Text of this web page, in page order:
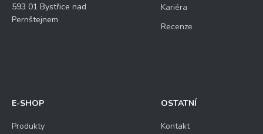
593 01 Bystřice nad
Pernštejnem
Kariéra
Recenze
E-SHOP
Produkty
OSTATNÍ
Kontakt